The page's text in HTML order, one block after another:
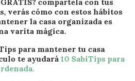
compartela con tus
verás cómo con estos hábitos
la casa organizada es
varita mágica.
para mantener tu casa
te ayudará 10 SabiTips para